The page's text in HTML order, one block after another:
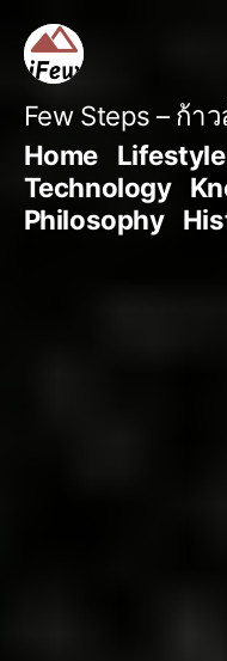
content
Few Steps – ก้า
Home
Lifestyle
Technology
Philosophy